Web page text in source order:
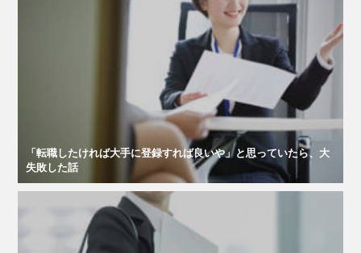
「転職したければ大手に登録すれば良いや」と思っていたら、大
失敗した話